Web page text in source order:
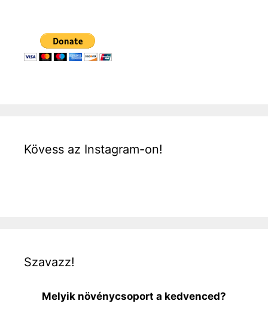
Kövess az Instagram-on!
Szavazz!
Melyik növénycsoport a kedvenced?